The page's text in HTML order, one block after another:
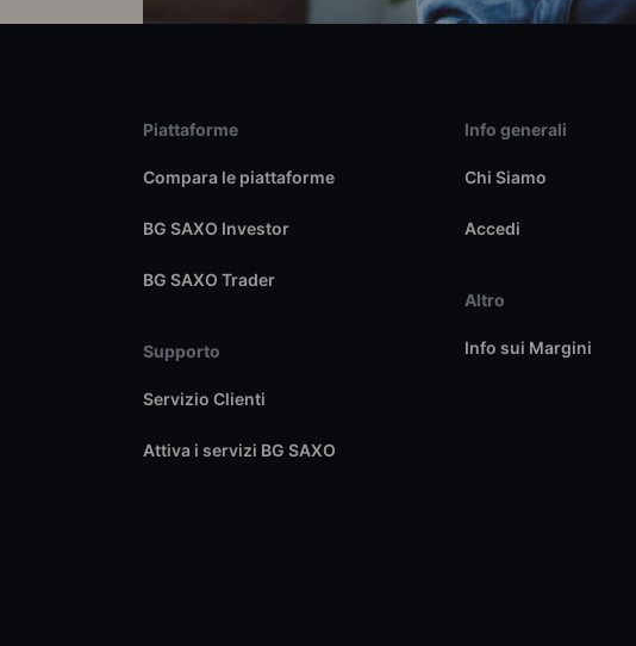
Piattaforme
Compara le piattaforme
BG SAXO Investor
BG SAXO Trader
Supporto
Servizio Clienti
Attiva i servizi BG SAXO
Info generali
Chi Siamo
Accedi
Altro
Info sui Margini